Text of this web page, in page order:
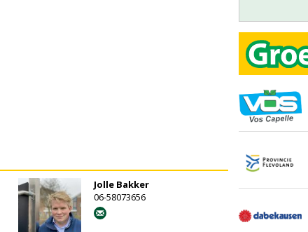
Jolle Bakker
06-58073656